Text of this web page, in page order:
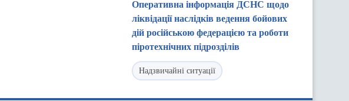
Оперативна інформація ДСНС щодо
ліквідації наслідків ведення бойових
дій російською федерацією та роботи
піротехнічних підрозділів
Надзвичайні ситуації